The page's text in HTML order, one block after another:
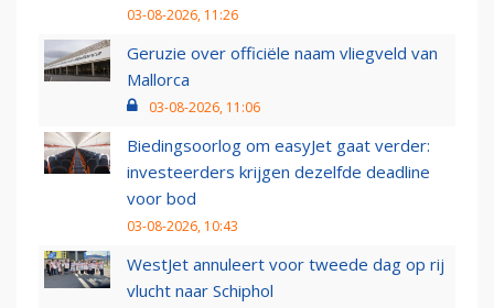
03-08-2026, 11:26
Geruzie over officiële naam vliegveld van
Mallorca
03-08-2026, 11:06
Biedingsoorlog om easyJet gaat verder:
investeerders krijgen dezelfde deadline
voor bod
03-08-2026, 10:43
WestJet annuleert voor tweede dag op rij
vlucht naar Schiphol